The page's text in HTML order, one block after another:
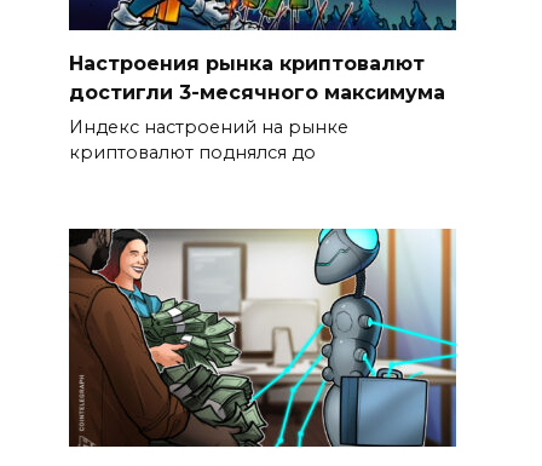
Настроения рынка криптовалют
достигли 3-месячного максимума
Индекс настроений на рынке
криптовалют поднялся до